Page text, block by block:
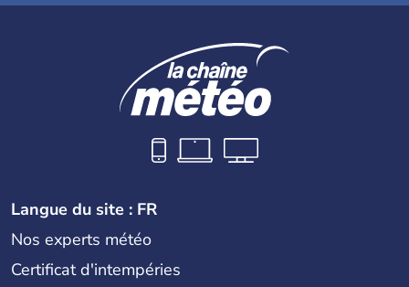
Langue du site : FR
Nos experts météo
Certificat d'intempéries